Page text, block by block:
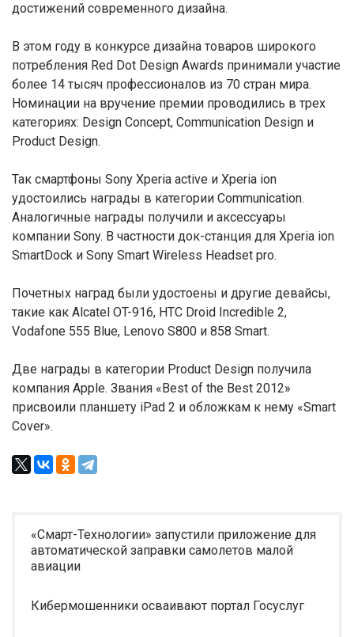
достижений современного дизайна.
В этом году в конкурсе дизайна товаров широкого
потребления Red Dot Design Awards принимали участие
более 14 тысяч профессионалов из 70 стран мира.
Номинации на вручение премии проводились в трех
категориях: Design Concept, Communication Design и
Product Design.
Так смартфоны Sony Xperia active и Xperia ion
удостоились награды в категории Communication.
Аналогичные награды получили и аксессуары
компании Sony. В частности док-станция для Xperia ion
SmartDock и Sony Smart Wireless Headset pro.
Почетных наград были удостоены и другие девайсы,
такие как Alcatel OT-916, HTC Droid Incredible 2,
Vodafone 555 Blue, Lenovo S800 и 858 Smart.
Две награды в категории Product Design получила
компания Apple. Звания «Best of the Best 2012»
присвоили планшету iPad 2 и обложкам к нему «Smart
Cover».
«Смарт-Технологии» запустили приложение для
автоматической заправки самолетов малой
авиации
Кибермошенники осваивают портал Госуслуг